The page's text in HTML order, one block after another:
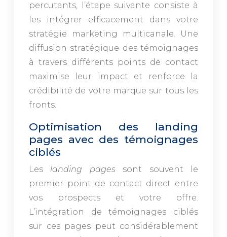
percutants, l’étape suivante consiste à
les intégrer efficacement dans votre
stratégie marketing multicanale. Une
diffusion stratégique des témoignages
à travers différents points de contact
maximise leur impact et renforce la
crédibilité de votre marque sur tous les
fronts.
Optimisation des landing
pages avec des témoignages
ciblés
Les landing pages sont souvent le
premier point de contact direct entre
vos prospects et votre offre.
L’intégration de témoignages ciblés
sur ces pages peut considérablement